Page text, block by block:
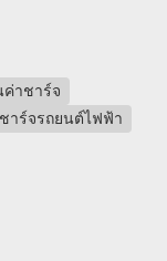
ค่าชาร์จ
าร์จรถยนต์ไฟฟ้า